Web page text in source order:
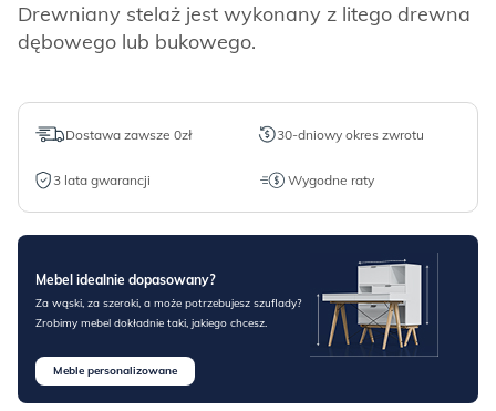
Drewniany stelaż jest wykonany z litego drewna
dębowego lub bukowego.
Dostawa zawsze 0zł 30-dniowy okres zwrotu
3 lata gwarancji Wygodne raty
Mebel idealnie dopasowany?
Za wąski, za szeroki, a może potrzebujesz szuflady?
Zrobimy mebel dokładnie taki, jakiego chcesz.
Meble personalizowane